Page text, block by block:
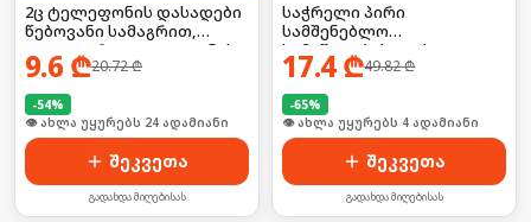
2ც ტელეფონის დასადები
წებოვანი სამაგრით,
იდეალურია ტელეფონის
დასატენად
9.6 ₾20.72₾
-54%
🛒 ბოლო 24სთ-ში იყიდა 31-მა
შეკვეთა
გადახდა მიღებისას
საჭრელი პირი
სამშენებლო
სამუშაოებისთვის 2ც
17.4₾49.82₾
-65%
🛒 ბოლო 24სთ-ში იყიდა 5-მა
შეკვეთა
გადახდა მიღებისას